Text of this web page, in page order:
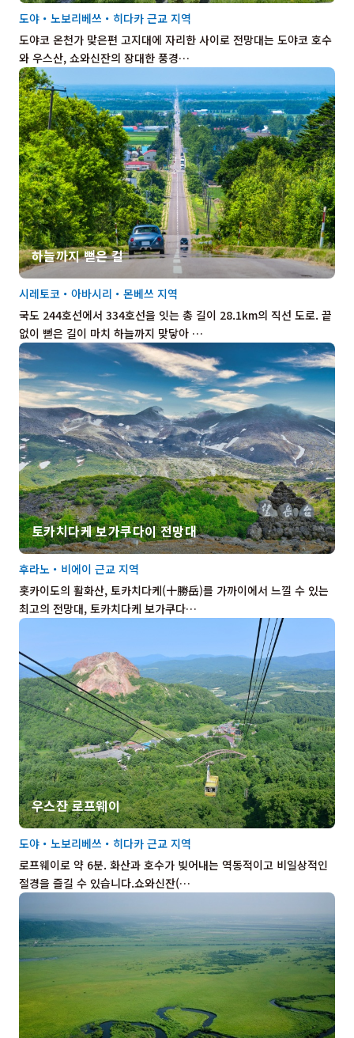
도야코 온천가 맞은편 고지대에 자리한 사이로 전망대는 도야코 호수
와 우스산, 쇼와신잔의 장대한 풍경…
도야・노보리베쓰・히다카 근교 지역
하늘까지 뻗은 길
국도 244호선에서 334호선을 잇는 총 길이 28.1km의 직선 도로. 끝
없이 뻗은 길이 마치 하늘까지 맞닿아 …
시레토코・아바시리・몬베쓰 지역
토카치다케 보가쿠다이 전망대
홋카이도의 활화산, 토카치다케(十勝岳)를 가까이에서 느낄 수 있는
최고의 전망대, 토카치다케 보가쿠다…
후라노・비에이 근교 지역
우스잔 로프웨이
로프웨이로 약 6분. 화산과 호수가 빚어내는 역동적이고 비일상적인
절경을 즐길 수 있습니다.쇼와신잔(…
도야・노보리베쓰・히다카 근교 지역